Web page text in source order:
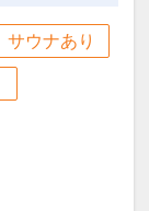
サウナあり